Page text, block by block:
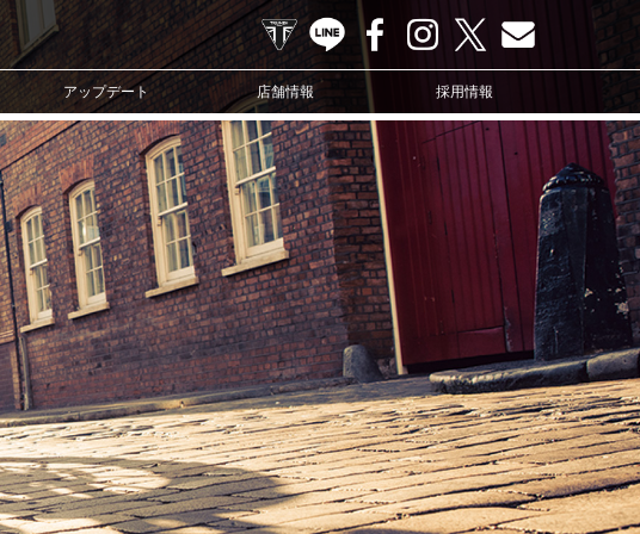
TRIUMPH OFFICIAL SITE
LINE FacebookInstagram Contact us
アップデート 店舗情報 採用情報